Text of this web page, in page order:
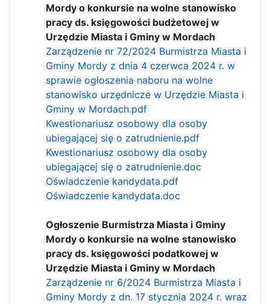
Mordy o konkursie na wolne stanowisko
pracy ds. księgowości budżetowej w
Urzędzie Miasta i Gminy w Mordach
Zarządzenie nr 72/2024 Burmistrza Miasta i
Gminy Mordy z dnia 4 czerwca 2024 r. w
sprawie ogłoszenia naboru na wolne
stanowisko urzędnicze w Urzędzie Miasta i
Gminy w Mordach.pdf
Kwestionariusz osobowy dla osoby
ubiegającej się o zatrudnienie.pdf
Kwestionariusz osobowy dla osoby
ubiegającej się o zatrudnienie.doc
Oświadczenie kandydata.pdf
Oświadczenie kandydata.doc
Ogłoszenie Burmistrza Miasta i Gminy
Mordy o konkursie na wolne stanowisko
pracy ds. księgowości podatkowej w
Urzędzie Miasta i Gminy w Mordach
Zarządzenie nr 6/2024 Burmistrza Miasta i
Gminy Mordy z dn. 17 stycznia 2024 r. wraz